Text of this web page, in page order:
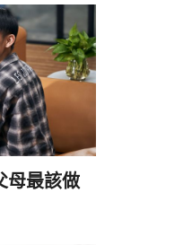
母最該做